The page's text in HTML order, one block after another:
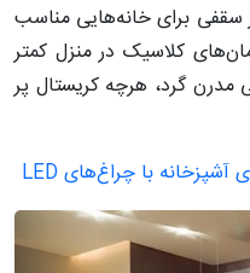
سقفی برای خانه‌هایی مناسب
کلاسیک در منزل کمتر
گرد، هرچه کریستال پر